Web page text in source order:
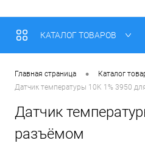
КАТАЛОГ ТОВАРОВ
Главная страница • Каталог
Датчик температуры 10K 1% 3950
Датчик
разъёмом